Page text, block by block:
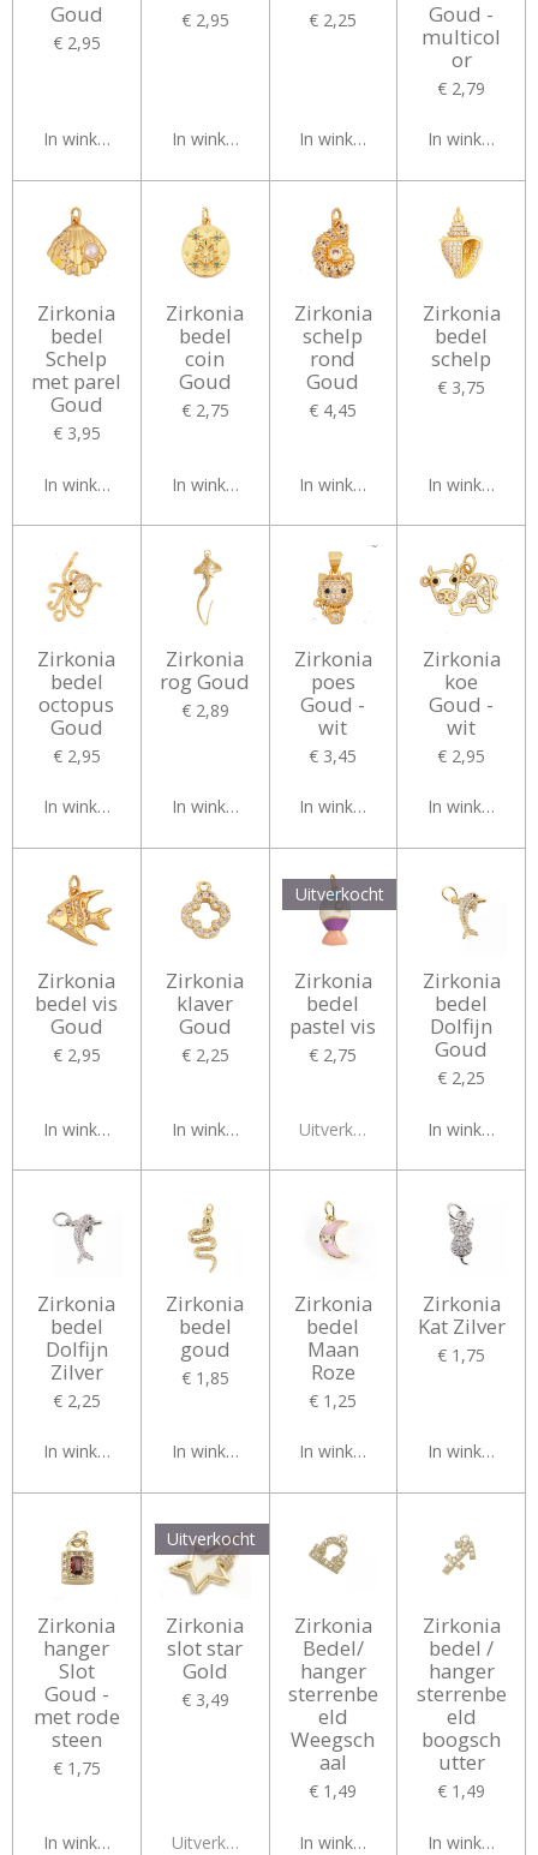
Goud
€ 2,95
In winkelwagen
€ 2,95
In winkelwagen
€ 2,25
In winkelwagen
Goud -
multicol
or
€ 2,79
In
Zirkonia
bedel
Schelp
met parel
Goud
€ 3,95
In winkelwagen
Zirkonia
bedel
coin
Goud
€ 2,75
In winkelwagen
Zirkonia
schelp
rond
Goud
€ 4,45
In winkelwagen
Zirkonia
bedel
schelp
€ 3,75
In
Zirkonia
bedel
octopus
Goud
€ 2,95
In winkelwagen
Zirkonia
rog Goud
€ 2,89
In winkelwagen
Zirkonia
poes
Goud -
wit
€ 3,45
In winkelwagen
Zirkonia
koe
Goud -
wit
€ 2,95
In
Zirkonia
bedel vis
Goud
€ 2,95
In winkelwagen
Zirkonia
klaver
Goud
€ 2,25
In winkelwagen
Uitverkocht
Zirkonia
bedel
pastel vis
€ 2,75
Uitverkocht
Zirkonia
bedel
Dolfijn
Goud
€ 2,25
In
Zirkonia
bedel
Dolfijn
Zilver
€ 2,25
In winkelwagen
Zirkonia
bedel
goud
€ 1,85
In winkelwagen
Zirkonia
bedel
Maan
Roze
€ 1,25
In winkelwagen
Zirkonia
Kat Zilver
€ 1,75
In
Zirkonia
hanger
Slot
Goud -
met rode
steen
€ 1,75
In winkelwagen
Uitverkocht
Zirkonia
slot star
Gold
€ 3,49
Uitverkocht
Zirkonia
Bedel/
hanger
sterrenbe
eld
Weegsch
aal
€ 1,49
In winkelwagen
Zirkonia
bedel /
hanger
sterrenbe
eld
boogsch
utter
€ 1,49
In